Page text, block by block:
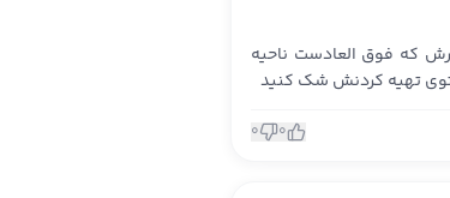
که فوق العادست ناحیه
توی تهیه کردنش شک کنید
0
0